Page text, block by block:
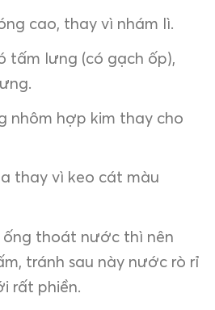
cao, thay vì nhám lì.
tấm lưng (có gạch ốp),
nhôm hợp kim thay cho
thay vì keo cát màu
ống thoát nước thì nên
tránh sau này nước rò rỉ
rất phiền.